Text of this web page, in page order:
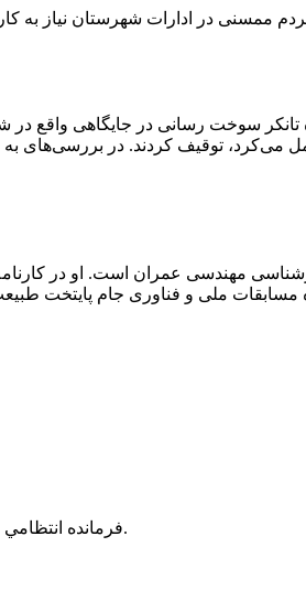
تانکر سوخت رسانی در جایگاهی
۵ هزار لیتر گازوئیل حمل می‌کرد، توقیف
مهندسی عمران است. او در
ملی و فناوری جام پایتخت
فرمانده انتظامي "ممسني" از آتش سوزي 200 هكتار از اراضي كشاورزي واقع در اطراف روستاي "فهلیان" آن شهرستان خبر داد.